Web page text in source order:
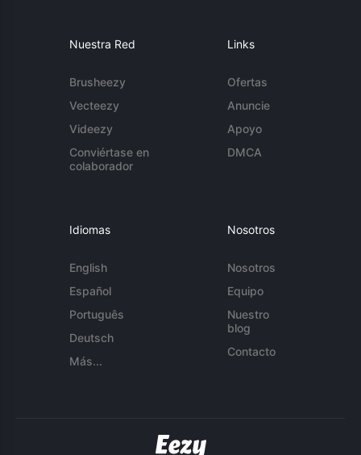
Nuestra Red
Brusheezy
Vecteezy
Videezy
Conviértase en
colaborador
Links
Ofertas
Anuncie
Apoyo
DMCA
Idiomas
English
Español
Português
Deutsch
Más...
Nosotros
Nosotros
Equipo
Nuestro
blog
Contacto